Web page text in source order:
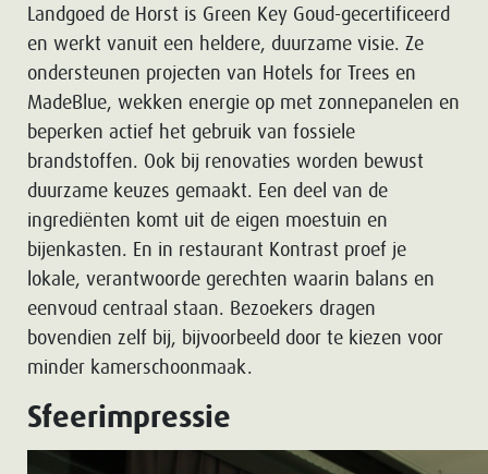
Landgoed de Horst is Green Key Goud-gecertificeerd
en werkt vanuit een heldere, duurzame visie. Ze
ondersteunen projecten van Hotels for Trees en
MadeBlue, wekken energie op met zonnepanelen en
beperken actief het gebruik van fossiele
brandstoffen. Ook bij renovaties worden bewust
duurzame keuzes gemaakt. Een deel van de
ingrediënten komt uit de eigen moestuin en
bijenkasten. En in restaurant Kontrast proef je
lokale, verantwoorde gerechten waarin balans en
eenvoud centraal staan. Bezoekers dragen
bovendien zelf bij, bijvoorbeeld door te kiezen voor
minder kamerschoonmaak.
Sfeerimpressie